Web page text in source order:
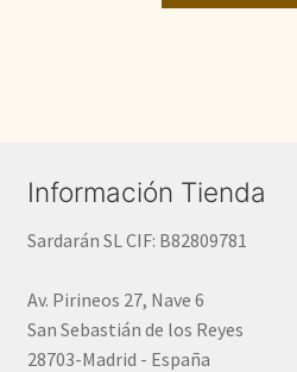
5.900,00€.
Información Tienda
Sardarán SL CIF: B82809781
Av. Pirineos 27, Nave 6
San Sebastián de los Reyes
28703-Madrid - España